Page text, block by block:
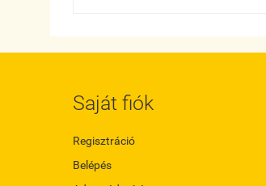
Saját fiók
Regisztráció
Belépés